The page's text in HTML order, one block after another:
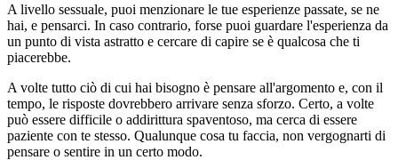
A livello sessuale, puoi menzionare le tue esperienze passate, se ne
hai, e pensarci. In caso contrario, forse puoi guardare l'esperienza da
un punto di vista astratto e cercare di capire se è qualcosa che ti
piacerebbe.
A volte tutto ciò di cui hai bisogno è pensare all'argomento e, con il
tempo, le risposte dovrebbero arrivare senza sforzo. Certo, a volte
può essere difficile o addirittura spaventoso, ma cerca di essere
paziente con te stesso. Qualunque cosa tu faccia, non vergognarti di
pensare o sentire in un certo modo.